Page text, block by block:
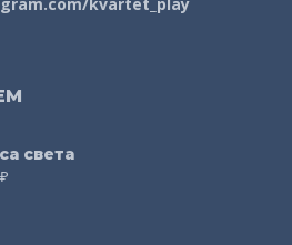
света
₽